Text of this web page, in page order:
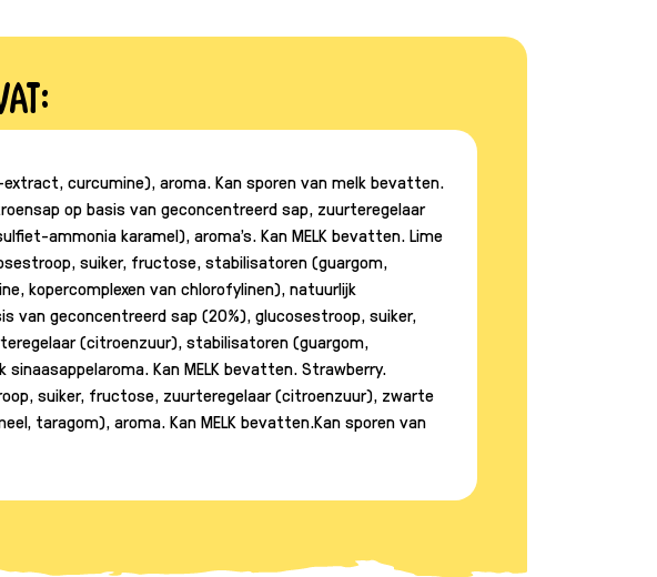
curcumine), aroma. Kan sporen van melk bevatten.
op basis van geconcentreerd sap, zuurteregelaar
ammonia karamel), aroma's. Kan MELK bevatten. Lime
suiker, fructose, stabilisatoren (guargom,
kopercomplexen van chlorofylinen), natuurlijk
van geconcentreerd sap (20%), glucosestroop, suiker,
(citroenzuur), stabilisatoren (guargom,
Kan MELK bevatten. Strawberry.
suiker, fructose, zuurteregelaar (citroenzuur), zwarte
taragom), aroma. Kan MELK bevatten.Kan sporen van